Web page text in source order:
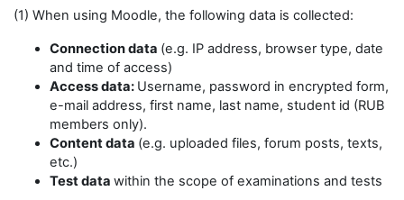
(1) When using Moodle, the following data is collected:
Connection data (e.g. IP address, browser type, date
and time of access)
Access data: Username, password in encrypted form,
e-mail address, first name, last name, student id (RUB
members only).
Content data (e.g. uploaded files, forum posts, texts,
etc.)
Test data within the scope of examinations and tests